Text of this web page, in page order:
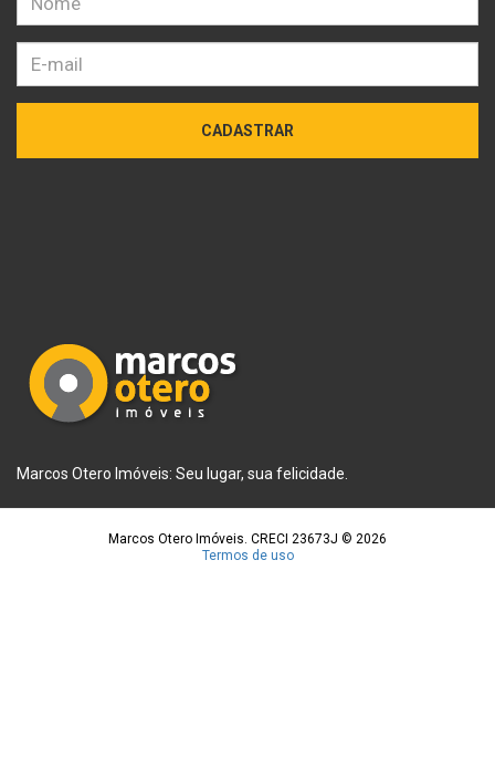
CADASTRAR
Marcos Otero Imóveis: Seu lugar, sua felicidade.
Marcos Otero Imóveis. CRECI 23673J © 2026
Termos de uso